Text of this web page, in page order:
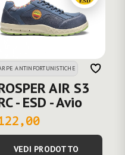
ANTINFORTUNISTICHE
AIR S3
- ESD - Avio
VEDI PRODOTTO